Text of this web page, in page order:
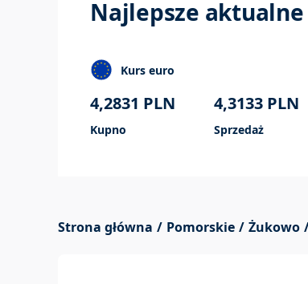
Najlepsze
Kurs euro
4,2831 PLN
Kupno
4,3133 PLN
Sprzedaż
Strona główna Pomorskie Żukowo